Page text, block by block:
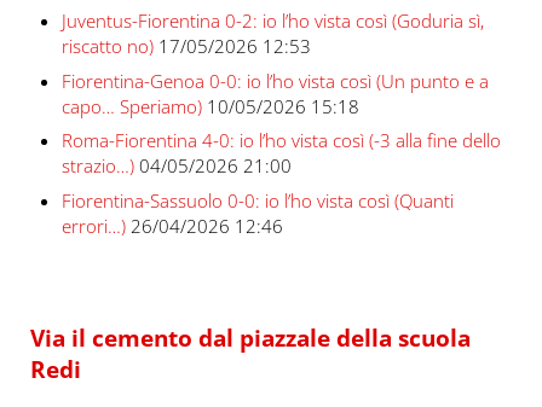
Juventus-Fiorentina 0-2: io l’ho vista così (Goduria sì,
riscatto no) 17/05/2026 12:53
Fiorentina-Genoa 0-0: io l’ho vista così (Un punto e a
capo… Speriamo) 10/05/2026 15:18
Roma-Fiorentina 4-0: io l’ho vista così (-3 alla fine dello
strazio…) 04/05/2026 21:00
Fiorentina-Sassuolo 0-0: io l’ho vista così (Quanti
errori…) 26/04/2026 12:46
Via il cemento dal piazzale della scuola
Redi